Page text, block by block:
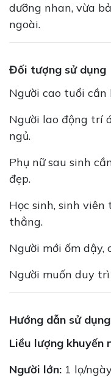
dưỡng nhan, vừa
ngoài.
Đối tượng sử dụng
Người cao tuổi cần
Người lao động trí
ngủ.
Phụ nữ sau sinh
đẹp.
Học sinh, sinh
thẳng.
Người mới ốm dậy,
Người muốn duy
Hướng dẫn sử dụng
Liều lượng khuyến
Người lớn: 1 lọ/